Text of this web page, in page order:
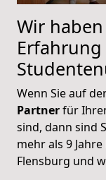
Wir
Wenn Sie auf
Partnerfür
sind, dann sind
mehr als 9
Flensburg und